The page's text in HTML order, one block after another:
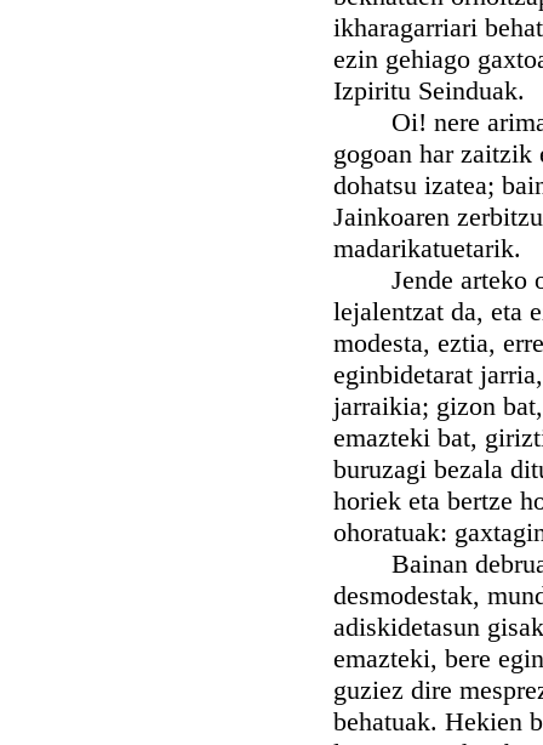
ikharagarriari
ezin gehiago
Izpiritu Seinduak.
Oi! nere arima,
gogoan har zaitzik
dohatsu izatea;
Jainkoaren
madarikatuetarik.
Jende arteko
lejalentzat da, eta
modesta, eztia,
eginbidetarat
jarraikia; gizon
emazteki bat,
buruzagi bezala
horiek eta bertze
ohoratuak:
Bainan
desmodestak,
adiskidetasun
emazteki, bere
guziez dire
behatuak. Hekien